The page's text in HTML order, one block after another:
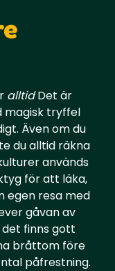
alltidDet är
magisk tryffel
Även om du
du alltid räkna
används
för att läka,
egen resa med
gåvan av
finns gott
bråttom före
påfrestning.